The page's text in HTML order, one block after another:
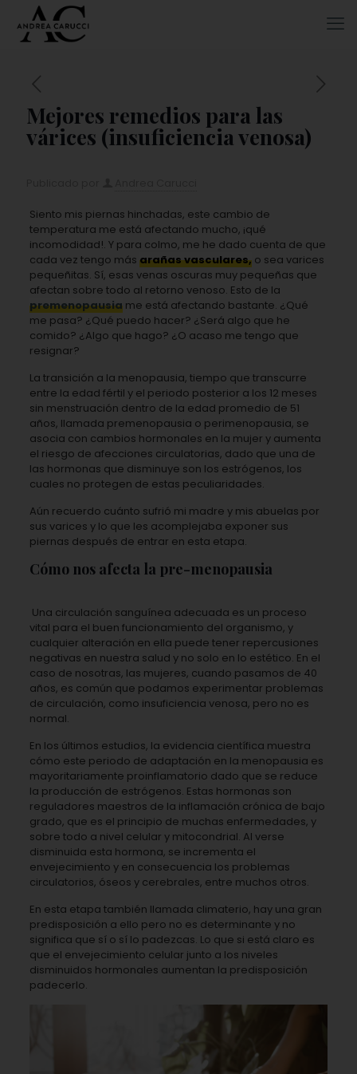
Mejores remedios para las
várices (insuficiencia venosa)
Siento mis piernas hinchadas, este cambio de
temperatura me está afectando mucho, ¡qué
incomodidad!. Y para colmo, me he dado cuenta de que
cada vez tengo más arañas vasculares,o sea varices
pequeñitas. Sí, esas venas oscuras muy pequeñas que
afectan sobre todo al retorno venoso. Esto de la
premenopausiame está afectando bastante. ¿Qué
me pasa? ¿Qué puedo hacer? ¿Será algo que he
comido? ¿Algo que hago? ¿O acaso me tengo que
resignar?
La transición a la menopausia, tiempo que transcurre
entre la edad fértil y el periodo posterior a los 12 meses
sin menstruación dentro de la edad promedio de 51
años, llamada premenopausia o perimenopausia, se
asocia con cambios hormonales en la mujer y aumenta
el riesgo de afecciones circulatorias, dado que una de
las hormonas que disminuye son los estrógenos, los
cuales no protegen de estas peculiaridades.
Aún recuerdo cuánto sufrió mi madre y mis abuelas por
sus varices y lo que les acomplejaba exponer sus
piernas después de entrar en esta etapa.
Cómo nos afecta la pre-menopausia
Una circulación sanguínea adecuada es un proceso
vital para el buen funcionamiento del organismo, y
cualquier alteración en ella puede tener repercusiones
negativas en nuestra salud y no solo en lo estético. En el
caso de nosotras, las mujeres, cuando pasamos de 40
años, es común que podamos experimentar problemas
de circulación, como insuficiencia venosa, pero no es
normal.
En los últimos estudios, la evidencia científica muestra
cómo este periodo de adaptación en la menopausia es
mayoritariamente proinflamatorio dado que se reduce
la producción de estrógenos. Estas hormonas son
reguladores maestros de la inflamación crónica de bajo
grado, que es el principio de muchas enfermedades, y
sobre todo a nivel celular y mitocondrial. Al verse
disminuida esta hormona, se incrementa el
envejecimiento y en consecuencia los problemas
circulatorios, óseos y cerebrales, entre muchos otros.
En esta etapa también llamada climaterio, hay una gran
predisposición a ello pero no es determinante y no
significa que sí o sí lo padezcas. Lo que si está claro es
que el envejecimiento celular junto a los niveles
disminuidos hormonales aumentan la predisposición
padecerlo.